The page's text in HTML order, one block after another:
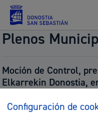
Plenos
Moción de Control,
Elkarrekin Donostia,
Número:2026/289
Configuración de